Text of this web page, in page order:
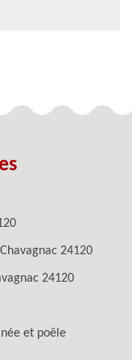
24120
24120
et poêle